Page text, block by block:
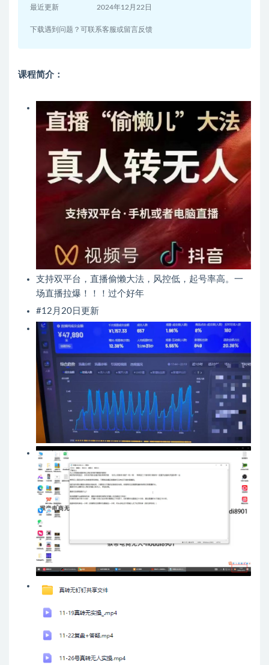
最近更新 2024年12月22日
下载遇到问题？可联系客服或留言反馈
课程简介：
支持双平台，直播偷懒大法，风控低，起号率高。一
场直播拉爆！！！过个好年
#12月20日更新